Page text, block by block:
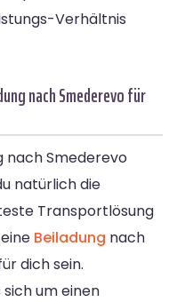
Verhältnis
nach Smederevo für
nach Smederevo
natürlich die
Transportlösung
Beiladung nach
dich sein.
um einen